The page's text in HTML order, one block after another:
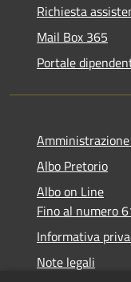
Richiesta
Mail Box 365
Portale
Albo Pretorio
Albo on Line
Fino al numero
Informativa
Note legali